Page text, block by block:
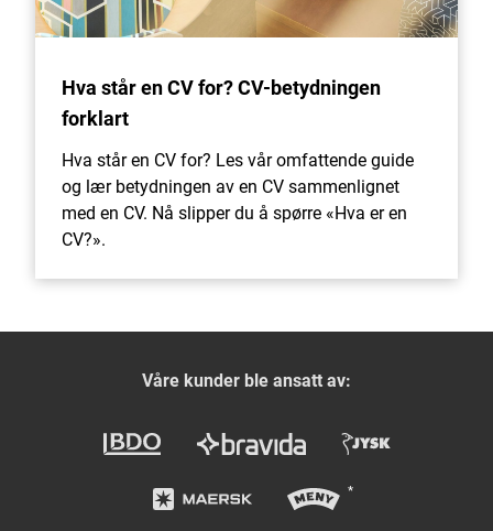
Hva står en CV for? CV-betydningen
forklart
Hva står en CV for? Les vår omfattende guide
og lær betydningen av en CV sammenlignet
med en CV. Nå slipper du å spørre «Hva er en
CV?».
Våre kunder ble ansatt av: